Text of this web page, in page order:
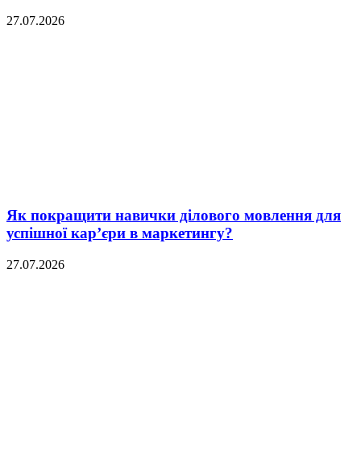
27.07.2026
Як покращити навички ділового мовлення для
успішної кар’єри в маркетингу?
27.07.2026